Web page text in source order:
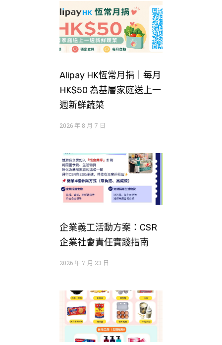
Alipay HK恆常月捐｜每月
HK$50 為基層家庭送上一
週新鮮蔬菜
2026 年 8 月 7 日
企業義工活動方案：CSR
企業社會責任實踐指南
2026 年 7 月 23 日